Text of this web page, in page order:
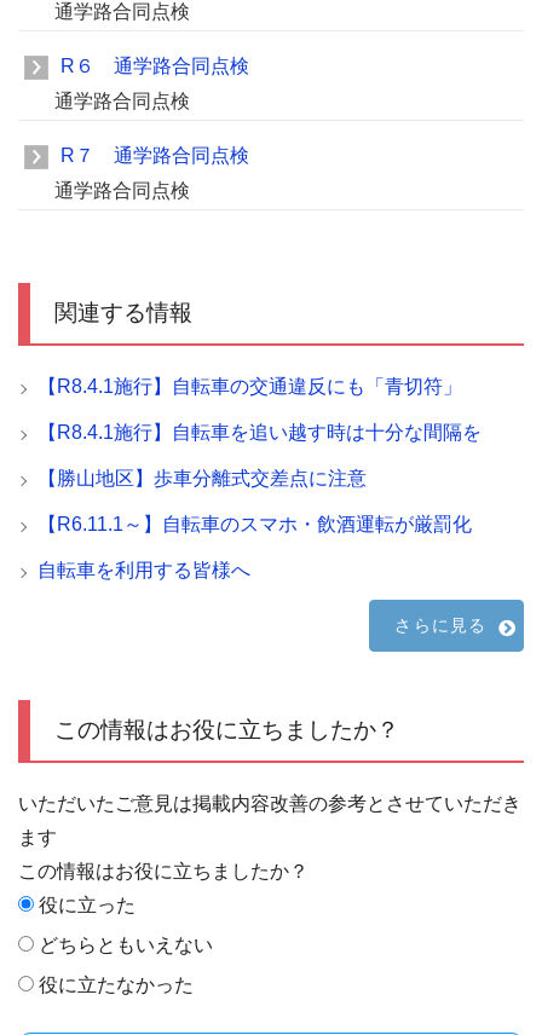
通学路合同点検
R６ 通学路合同点検
通学路合同点検
R７ 通学路合同点検
通学路合同点検
関連する情報
【R8.4.1施行】自転車の交通違反にも「青切符」
【R8.4.1施行】自転車を追い越す時は十分な間隔を
【勝山地区】歩車分離式交差点に注意
【R6.11.1～】自転車のスマホ・飲酒運転が厳罰化
自転車を利用する皆様へ
さらに見る
この情報はお役に立ちましたか？
いただいたご意見は掲載内容改善の参考とさせていただき
ます
この情報はお役に立ちましたか？
役に立った
どちらともいえない
役に立たなかった